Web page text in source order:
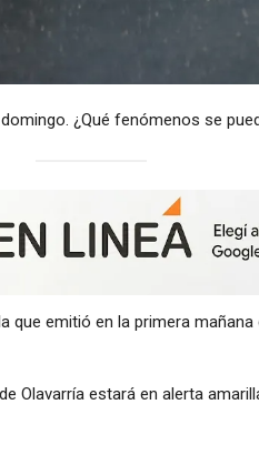
¿Qué fenómenos se
que emitió en la primera
Olavarría estará en alerta